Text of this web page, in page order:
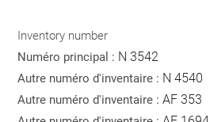
Inventory number
Numéro principal : N 3542
Autre numéro d'inventaire : N 4540
Autre numéro d'inventaire :AF 353